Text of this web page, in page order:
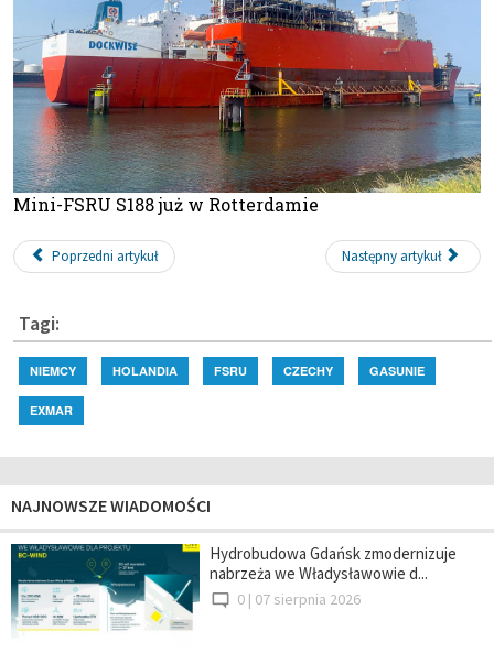
Mini-FSRU S188 już w Rotterdamie
Poprzedni artykuł Następny artykuł
Tagi:
NIEMCY HOLANDIA FSRU CZECHY GASUNIE
EXMAR
NAJNOWSZE WIADOMOŚCI
Hydrobudowa Gdańsk zmodernizuje
nabrzeża we Władysławowie d...
0 | 07 sierpnia 2026